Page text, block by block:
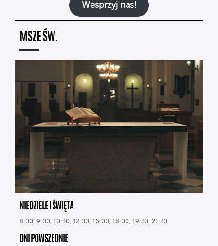
Wesprzyj nas!
MSZE ŚW.
NIEDZIELE I ŚWIĘTA
8:00, 9:00, 10:30, 12:00, 16:00, 18:00, 19:30, 21:30
DNI POWSZEDNIE